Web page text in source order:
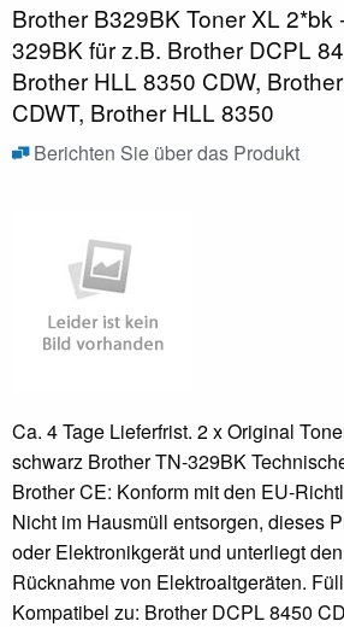
Brother B329BK Toner XL 2*bk
329BK für z.B. Brother DCPL
Brother HLL 8350 CDW,
CDWT, Brother HLL 8350
Berichten Sie über das Produkt
Ca. 4 Tage Lieferfrist. 2 x Original
schwarz Brother TN-329BK
Brother CE: Konform mit den EU-
Nicht im Hausmüll entsorgen, dieses
oder Elektronikgerät und unterliegt
Rücknahme von Elektroaltgeräten.
Kompatibel zu: Brother DCPL 8450